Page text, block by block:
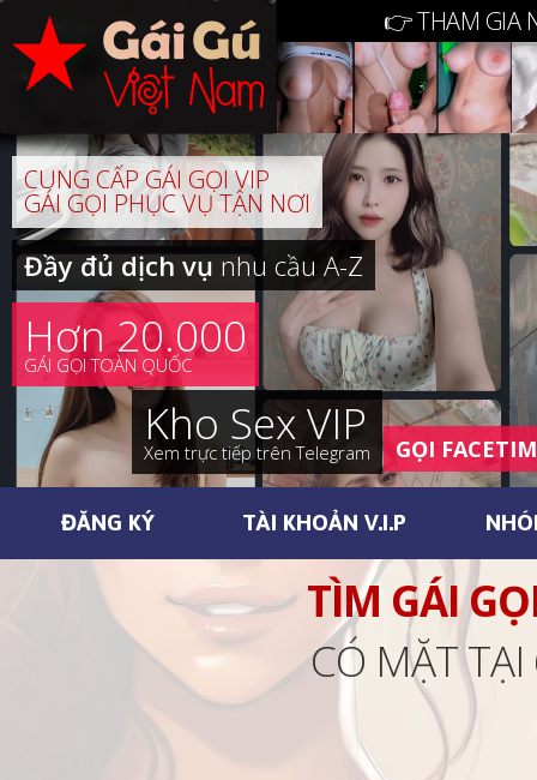
👉 THAM GIA
CUNG CẤP GÁI GỌI VIP
GÁI GỌI PHỤC VỤ TẬN NƠI
Đầy đủ dịch vụnhu cầu A-Z
Hơn 20.000
GÁI GỌI TOÀN QUỐC
Kho Sex VIP
Xem trực tiếp trên Telegram GỌI
ĐĂNG KÝ TÀI KHOẢN V.I.P
TÌM GÁI
CÓ MẶT